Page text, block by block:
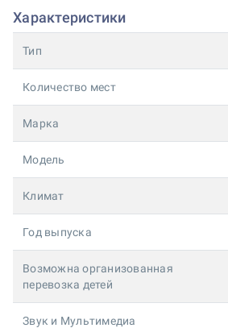
Характеристики
Тип
Количество мест
Марка
Модель
Климат
Год выпуска
Возможна организованная
перевозка детей
Звук и Мультимедиа